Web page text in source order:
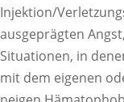
Injektion/
ausgeprägten
Situationen, in
mit dem eigenen